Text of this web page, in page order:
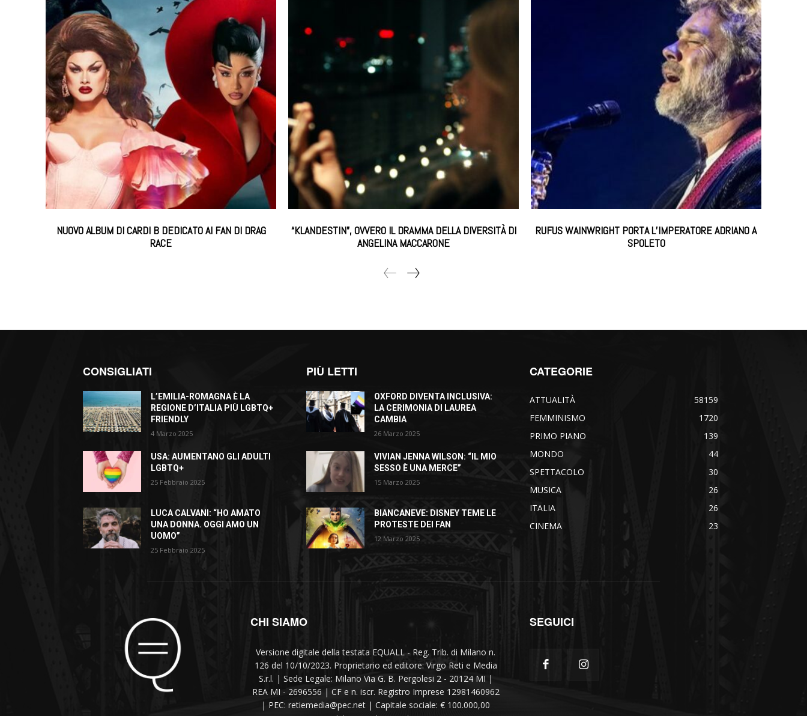
NUOVO ALBUM DI CARDI B DEDICATO AI FAN DI DRAG
RACE
“KLANDESTIN”, OVVERO IL DRAMMA DELLA DIVERSITÀ DI
ANGELINA MACCARONE
RUFUS WAINWRIGHT PORTA L’IMPERATORE ADRIANO A
SPOLETO
CONSIGLIATI
L’EMILIA-ROMAGNA È LA
REGIONE D’ITALIA PIÙ LGBTQ+
FRIENDLY
4 Marzo 2025
USA: AUMENTANO GLI ADULTI
LGBTQ+
25 Febbraio 2025
LUCA CALVANI: “HO AMATO
UNA DONNA. OGGI AMO UN
UOMO”
25 Febbraio 2025
PIÙ LETTI
OXFORD DIVENTA INCLUSIVA:
LA CERIMONIA DI LAUREA
CAMBIA
26 Marzo 2025
VIVIAN JENNA WILSON: “IL MIO
SESSO È UNA MERCE”
15 Marzo 2025
BIANCANEVE: DISNEY TEME LE
PROTESTE DEI FAN
12 Marzo 2025
CATEGORIE
ATTUALITÀ
58159
FEMMINISMO
1720
PRIMO PIANO
139
MONDO
44
SPETTACOLO
30
MUSICA
26
ITALIA
26
CINEMA
23
CHI SIAMO
Versione digitale della testata EQUALL - Reg. Trib. di Milano n.
126 del 10/10/2023. Proprietario ed editore: Virgo Reti e Media
S.r.l. | Sede Legale: Milano Via G. B. Pergolesi 2 - 20124 MI |
REA MI - 2696556 | CF e n. iscr. Registro Imprese 12981460962
| PEC: retiemedia@pec.net | Capitale sociale: € 100.000,00
SEGUICI